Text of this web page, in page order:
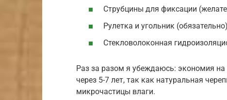
Струбцины для фиксации
Рулетка и угольник
Стекловолоконная
Раз за разом я убеждаюсь: экономия
через 5-7 лет, так как натуральная
микрочастицы влаги.